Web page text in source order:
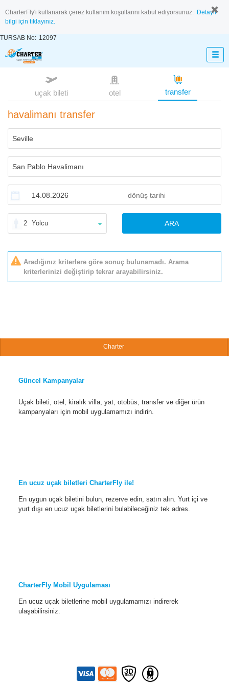
CharterFly'i kullanarak çerez kullanım koşullarını kabul ediyorsunuz. Detaylı
bilgi için tıklayınız.
TURSAB No: 12097
uçak bileti otel transfer
havalimanı transfer
2 Yolcu ARA
Aradığınız kriterlere göre sonuç bulunamadı. Arama
kriterlerinizi değiştirip tekrar arayabilirsiniz.
Charter
Güncel Kampanyalar
Uçak bileti, otel, kiralık villa, yat, otobüs, transfer ve diğer ürün
kampanyaları için mobil uygulamamızı indirin.
En ucuz uçak biletleri CharterFly ile!
En uygun uçak biletini bulun, rezerve edin, satın alın. Yurt içi ve
yurt dışı en ucuz uçak biletlerini bulabileceğiniz tek adres.
CharterFly Mobil Uygulaması
En ucuz uçak biletlerine mobil uygulamamızı indirerek
ulaşabilirsiniz.